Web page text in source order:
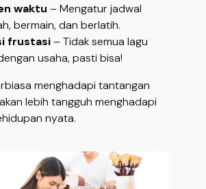
waktu – Mengatur jadwal
bermain, dan berlatih.
frustasi– Tidak semua lagu
usaha, pasti bisa!
menghadapi tantangan
lebih tangguh menghadapi
nyata.